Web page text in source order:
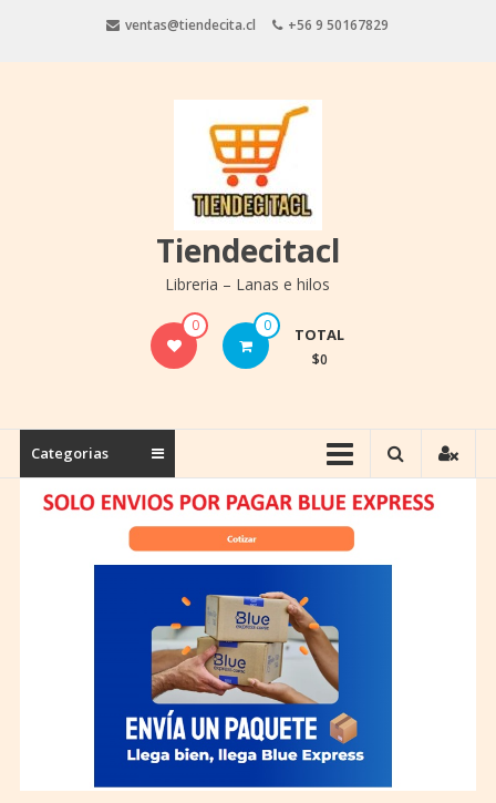
ventas@tiendecita.cl +56 9 50167829
Tiendecitacl
Libreria – Lanas e hilos
0 0 TOTAL
$0
Categorias